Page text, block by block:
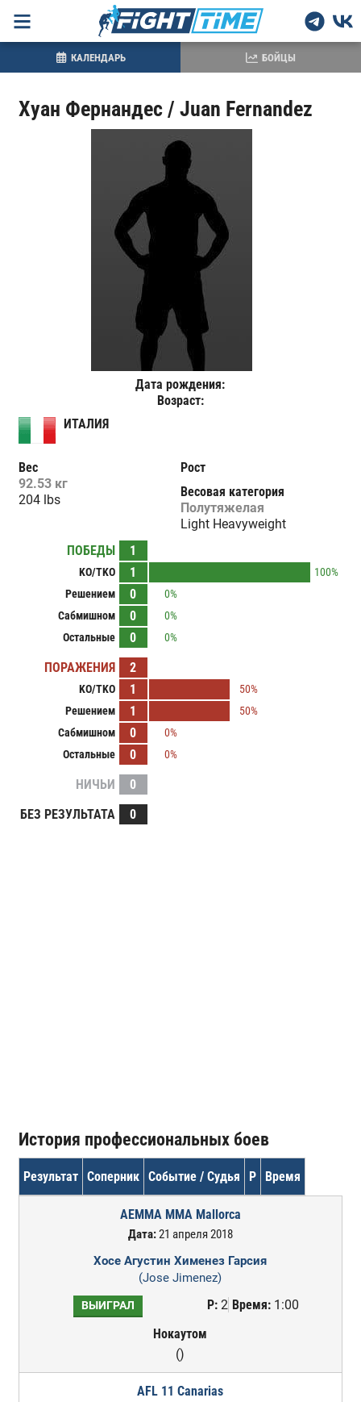
Хуан Фернандес / Juan Fernandez
Дата рождения:
Возраст:
ИТАЛИЯ
Вес
92.53 кг
204 lbs
Рост
Весовая категория
Полутяжелая
Light Heavyweight
ПОБЕДЫ
1
KO/TKO 1
100%
Решением
0
0%
Сабмишном
0
0%
Остальные
0 0%
ПОРАЖЕНИЯ 2
KO/TKO 1
50%
Решением
1
50%
Сабмишном
0
0%
Остальные
0 0%
НИЧЬИ
0
БЕЗ РЕЗУЛЬТАТА
0
История профессиональных боев
Результат Соперник Событие / Судья Р Время
AEMMA MMA Mallorca
Дата:21 апреля 2018
Хосе Агустин Хименез Гарсия
(Jose Jimenez)
ВЫИГРАЛ Р:2 Время:1:00
Нокаутом
()
AFL 11 Canarias
КАЛЕНДАРЬ БОЙЦЫ